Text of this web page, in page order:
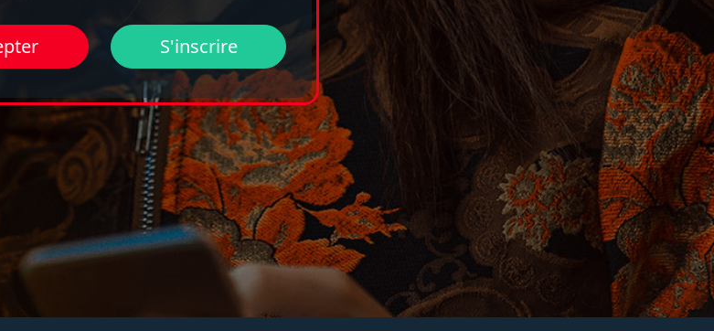
S'inscrire